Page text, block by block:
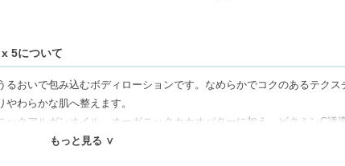
5について
おいで包み込むボディローションです。なめらかでコクのあるテクス
わらかな肌へ整えます。
クアルガンオイル、オーガニックカカオバターに加え、ビタミンC誘
から肌を守り、肌のバリア機能をサポートしながら、しなやかで健やか
もっと見る ∨